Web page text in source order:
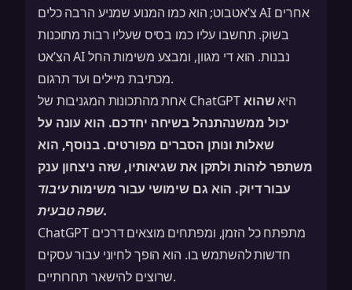
צ’אטבוט; הוא כמו המנוע שמניע הרבה כלים AI אחרים
בשוק. תחשבו עליו כמו בסיס שעליו רבות מתוכנות
הצ’אט AI נבנות. הוא די מגוון, ומבצע משימות החל
מכתיבת מיילים ועד תרגום.
אחת מהתכונות המגניבות של ChatGPT היאשהוא
יכול ממשנהתנהל בשיחה יחדכם. הוא עונה על
שאלות ונותן הסברים מפורטים. בנוסף, הוא
משתפר לזהות ולתקן את שגיאותיו, שזה ניצחון ענק
עבור דיוק. הוא גם שימושי עבור משימותעיבוד
שפה טבעית.
ChatGPT מתפתח כל הזמן, ומפתחים מוצאים דרכים
חדשות להשתמש בו. הוא הופך לחיוני עבור עסקים
שרוצים להישאר תחרותיים.